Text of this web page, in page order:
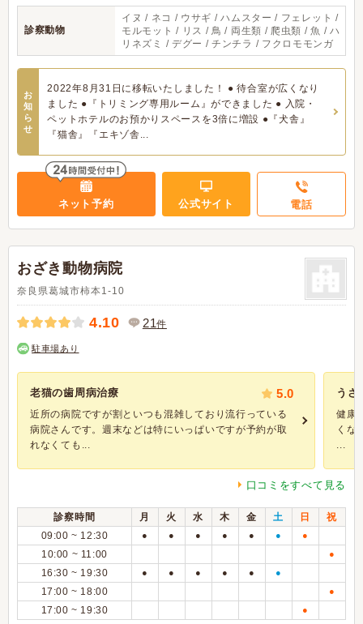
診察動物
イヌ / ネコ / ウサギ / ハムスター / フェレット /
モルモット / リス / 鳥 / 両生類 / 爬虫類 / 魚 / ハ
リネズミ / デグー / チンチラ / フクロモモンガ
お
知
ら
せ
2022年8月31日に移転いたしました！ ● 待合室が広くなり
ました ●『トリミング専用ルーム』ができました ● 入院・
ペットホテルのお預かりスペースを3倍に増設 ●『犬舎』
『猫舎』『エキゾ舎...
ネット予約 公式サイト 電話
おざき動物病院
奈良県葛城市柿本1-10
4.10 21件
駐車場あり
老猫の歯周病治療 5.0
近所の病院ですが割といつも混雑しており流行っている
病院さんです。週末などは特にいっぱいですが予約が取
れなくても...
うさ
健康
くな
...
口コミをすべて見る
診察時間 月 火 水 木 金 土 日
祝
09:00 ~ 12:30
● ● ● ● ● ● ●
10:00 ~ 11:00 ●
16:30 ~ 19:30 ● ● ● ● ● ●
17:00 ~ 18:00 ●
17:00 ~ 19:30 ●